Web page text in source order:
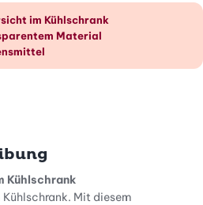
Überblick
im Kühlschrank
Material
Kühlschrank
Mit diesem